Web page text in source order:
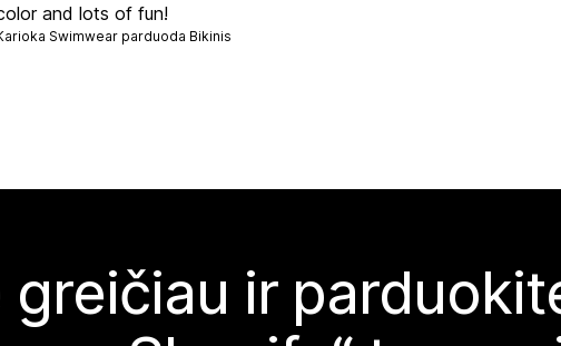
and lots of fun!
Swimwear parduoda Bikinis
greičiau ir